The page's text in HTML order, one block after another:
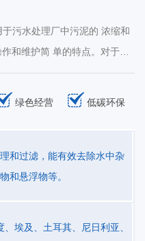
污水处理厂中污泥的 浓缩和
和维护简 单的特点。对于一
量一般为80%。 工作原理设备
螺旋叶片的推送向卸料口移
之间的自清洗功能，清扫过
旋轴的推进作用下从卸料口
13210-
绿色经营 低碳环保
和过滤，能有效去除水中杂
和悬浮物等。
埃及、土耳其、尼日利亚、